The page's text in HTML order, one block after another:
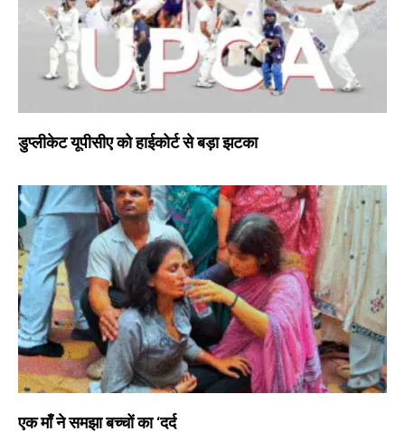
डुप्लीकेट यूपीसीए को हाईकोर्ट से बड़ा झटका
एक माँ ने समझा बच्चों का ‘दर्द